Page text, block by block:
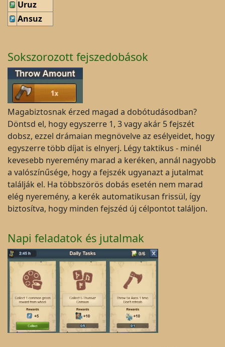
Uruz
Ansuz
Sokszorozott fejszedobások
Magabiztosnak érzed magad a dobótudásodban?
Döntsd el, hogy egyszerre 1, 3 vagy akár 5 fejszét
dobsz, ezzel drámaian megnövelve az esélyeidet, hogy
egyszerre több díjat is elnyerj. Légy taktikus - minél
kevesebb nyeremény marad a keréken, annál nagyobb
a valószínűsége, hogy a fejszék ugyanazt a jutalmat
találják el. Ha többszörös dobás esetén nem marad
elég nyeremény, a kerék automatikusan frissül, így
biztosítva, hogy minden fejszéd új célpontot találjon.
Napi feladatok és jutalmak